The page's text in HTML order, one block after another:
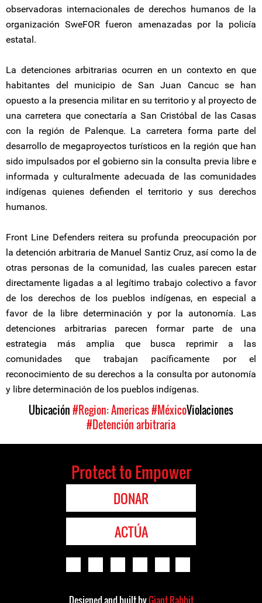
observadoras internacionales de derechos humanos de la
organización SweFOR fueron amenazadas por la policía
estatal.
La detenciones arbitrarias ocurren en un contexto en que
habitantes del municipio de San Juan Cancuc se han
opuesto a la presencia militar en su territorio y al proyecto de
una carretera que conectaría a San Cristóbal de las Casas
con la región de Palenque. La carretera forma parte del
desarrollo de megaproyectos turísticos en la región que han
sido impulsados por el gobierno sin la consulta previa libre e
informada y culturalmente adecuada de las comunidades
indígenas quienes defienden el territorio y sus derechos
humanos.
Front Line Defenders reitera su profunda preocupación por
la detención arbitraria de Manuel Santiz Cruz, así como la de
otras personas de la comunidad, las cuales parecen estar
directamente ligadas a al legítimo trabajo colectivo a favor
de los derechos de los pueblos indígenas, en especial a
favor de la libre determinación y por la autonomía. Las
detenciones arbitrarias parecen formar parte de una
estrategia más amplia que busca reprimir a las
comunidades que trabajan pacíficamente por el
reconocimiento de su derechos a la consulta por autonomía
y libre determinación de los pueblos indígenas.
Ubicación#Region: Americas#MéxicoViolaciones
#Detención arbitraria
Protect to Empower
DONAR
ACTÚA
Designed and built byGiant Rabbit